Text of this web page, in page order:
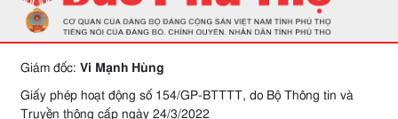
Giám đốc: Vi Mạnh Hùng
Giấy phép hoạt động số 154/GP-BTTTT, do Bộ Thông tin và
Truyền thông cấp ngày 24/3/2022